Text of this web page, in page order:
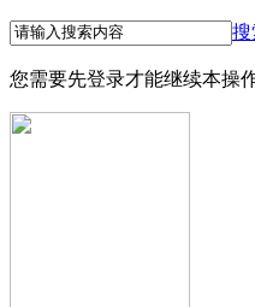
搜
您需要先登录才能继续本操